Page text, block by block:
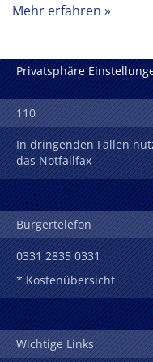
Mehr erfahren
Privatsphäre
110
In dringenden Fällen
das Notfallfax
Bürgertelefon
0331 2835 0331
* Kostenübersicht
Wichtige Links